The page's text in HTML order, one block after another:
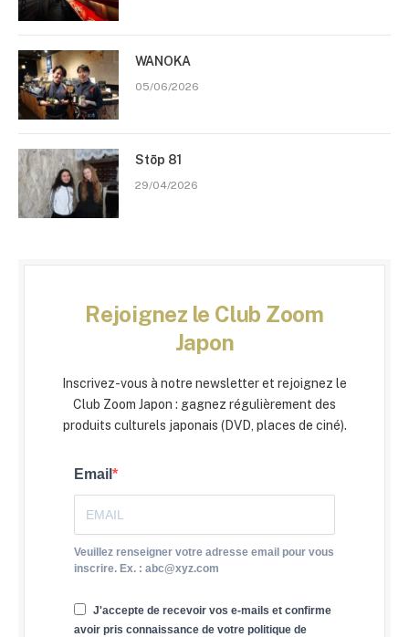
WANOKA
05/06/2026
Stōp 81
29/04/2026
Rejoignez le Club Zoom
Japon
Inscrivez-vous à notre newsletter et rejoignez le
Club Zoom Japon : gagnez régulièrement des
produits culturels japonais (DVD, places de ciné).
Email
Veuillez renseigner votre adresse email pour vous
inscrire. Ex. : abc@xyz.com
J'accepte de recevoir vos e-mails et confirme
avoir pris connaissance de votre politique de